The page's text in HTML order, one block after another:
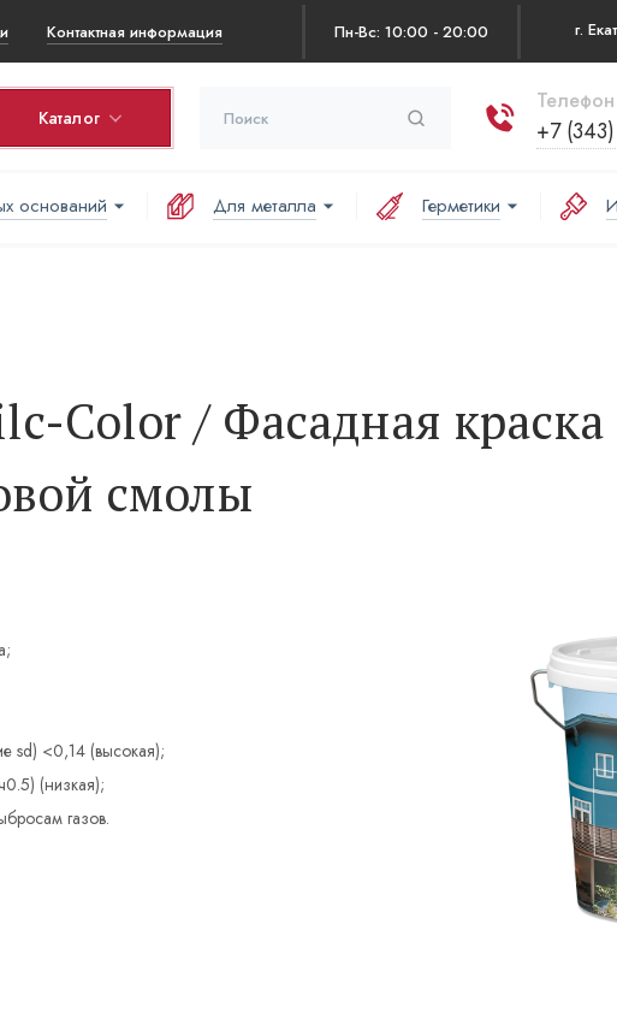
Контактная информация Пн-Вс: 10:00 - 20:00
Каталог +7
Корзина
оснований Для металла Герметики
Color / Фасадная краска
смолы
sd) <0,14 (высокая);
(низкая);
газов.